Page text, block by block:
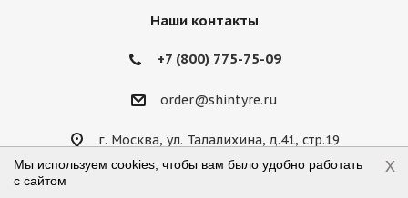
Наши контакты
+7 (800) 775-75-09
order@shintyre.ru
г. Москва, ул. Талалихина, д.41, стр.19
Режим работы: пн-пт 10:00—18:00,
Мы используем cookies, чтобы вам было удобно работать
с сайтом
x